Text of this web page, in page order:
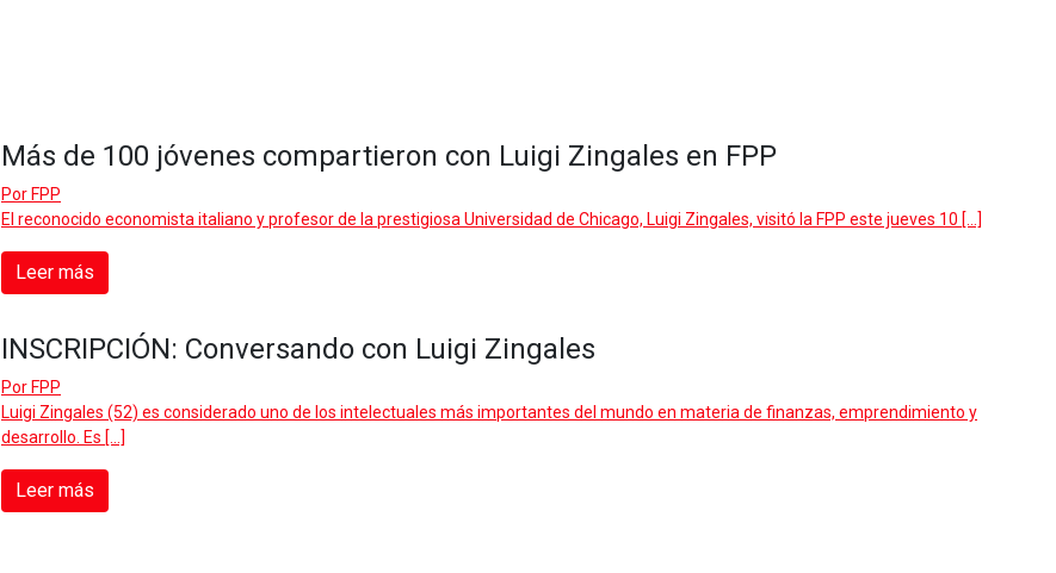
Más de 100 jóvenes compartieron con Luigi Zingales en FPP
Por FPP
El reconocido economista italiano y profesor de la prestigiosa Universidad de Chicago, Luigi Zingales, visitó la FPP este jueves 10 […]
Leer más
INSCRIPCIÓN: Conversando con Luigi Zingales
Por FPP
Luigi Zingales (52) es considerado uno de los intelectuales más importantes del mundo en materia de finanzas, emprendimiento y
desarrollo. Es […]
Leer más